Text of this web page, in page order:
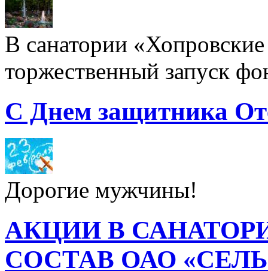
В санатории «Хопровские
торжественный запуск
С Днем защитника
Дорогие мужчины!
АКЦИИ В
СОСТАВ ОАО